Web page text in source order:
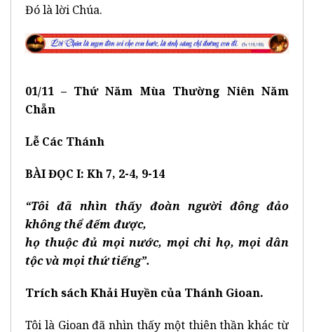
Đó là lời Chúa.
01/11 – ThứNăm Mùa Thường Niên Năm
Chẵn
Lễ Các Thánh
BÀI ĐỌC I: Kh 7, 2-4, 9-14
“Tôi đã nhìn thấy đoàn người đông đảo
không thể đếm được,
họ thuộc đủ mọi nước, mọi chi họ, mọi dân
tộc và mọi thứ tiếng”.
Trích sách Khải Huyền của Thánh Gioan.
Tôi là Gioan đã nhìn thấy một thiên thần khác từ